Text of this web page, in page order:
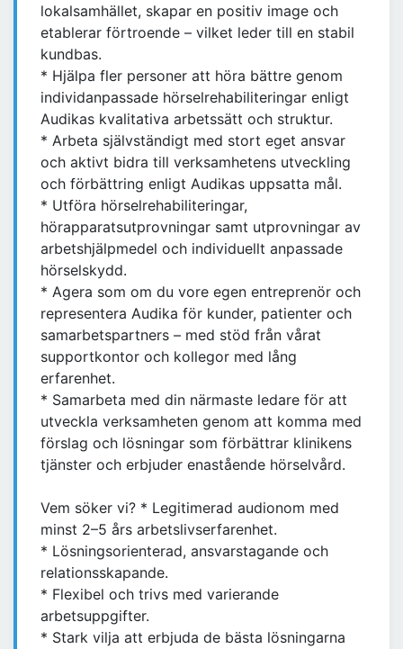
lokalsamhället, skapar en positiv image och
etablerar förtroende – vilket leder till en stabil
kundbas.
* Hjälpa fler personer att höra bättre genom
individanpassade hörselrehabiliteringar enligt
Audikas kvalitativa arbetssätt och struktur.
* Arbeta självständigt med stort eget ansvar
och aktivt bidra till verksamhetens utveckling
och förbättring enligt Audikas uppsatta mål.
* Utföra hörselrehabiliteringar,
hörapparatsutprovningar samt utprovningar av
arbetshjälpmedel och individuellt anpassade
hörselskydd.
* Agera som om du vore egen entreprenör och
representera Audika för kunder, patienter och
samarbetspartners – med stöd från vårat
supportkontor och kollegor med lång
erfarenhet.
* Samarbeta med din närmaste ledare för att
utveckla verksamheten genom att komma med
förslag och lösningar som förbättrar klinikens
tjänster och erbjuder enastående hörselvård.
Vem söker vi? * Legitimerad audionom med
minst 2–5 års arbetslivserfarenhet.
* Lösningsorienterad, ansvarstagande och
relationsskapande.
* Flexibel och trivs med varierande
arbetsuppgifter.
* Stark vilja att erbjuda de bästa lösningarna